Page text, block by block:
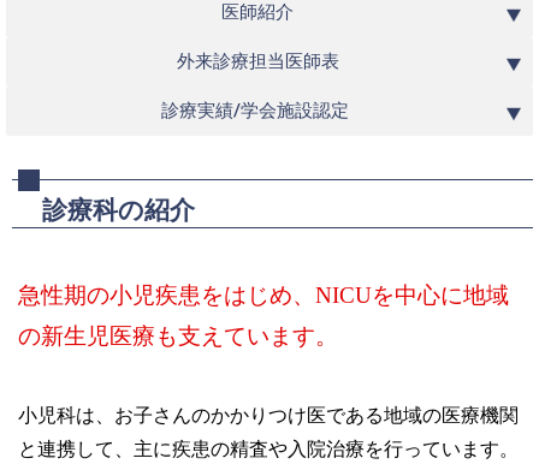
医師紹介
外来診療担当医師表
診療実績/学会施設認定
診療科の紹介
急性期の小児疾患をはじめ、NICUを中心に地域
の新生児医療も支えています。
小児科は、お子さんのかかりつけ医である地域の医療機関
と連携して、主に疾患の精査や入院治療を行っています。